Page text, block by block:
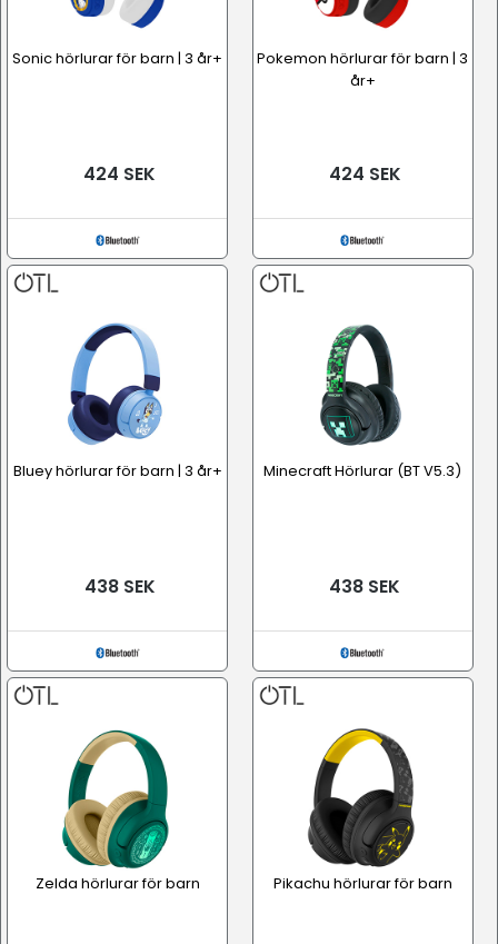
Sonic hörlurar för barn | 3 år+
424 SEK
Pokemon hörlurar för barn | 3
år+
424 SEK
Bluey hörlurar för barn | 3 år+
438 SEK
Minecraft Hörlurar (BT V5.3)
438 SEK
Zelda hörlurar för barn Pikachu hörlurar för barn